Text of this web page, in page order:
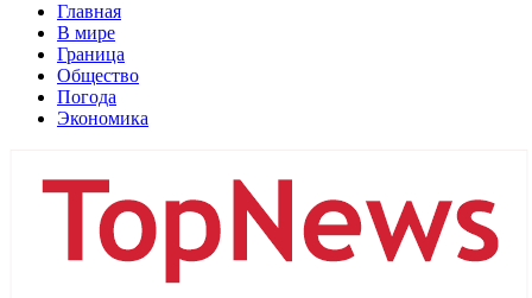
Главная
В мире
Граница
Общество
Погода
Экономика